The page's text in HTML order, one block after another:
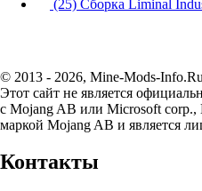
(25) Сборка Liminal
© 2013 - 2026, Mine-Mods-
Этот сайт не является
с Mojang AB или Microsoft corp.,
маркой Mojang AB и является
Контакты